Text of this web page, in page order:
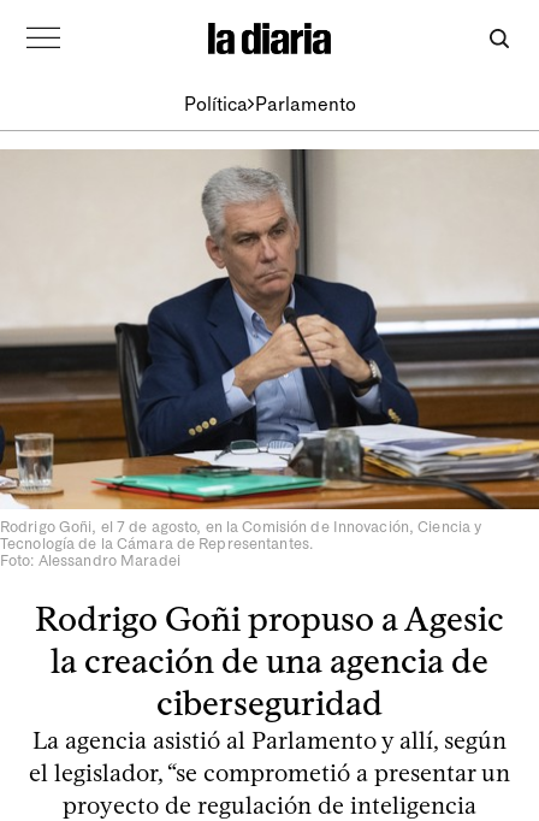
Política Parlamento
Rodrigo Goñi, el 7 de agosto, en la Comisión de Innovación, Ciencia y
Tecnología de la Cámara de Representantes.
Foto: Alessandro Maradei
Rodrigo Goñi propuso a Agesic
la creación de una agencia de
ciberseguridad
La agencia asistió al Parlamento y allí, según
el legislador, “se comprometió a presentar un
proyecto de regulación de inteligencia